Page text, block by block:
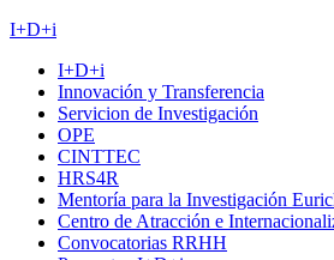
I+D+i
I+D+i
Innovación y Transferencia
Servicion de Investigación
OPE
CINTTEC
HRS4R
Mentoría para la Investigación
Centro de Atracción e
Convocatorias RRHH